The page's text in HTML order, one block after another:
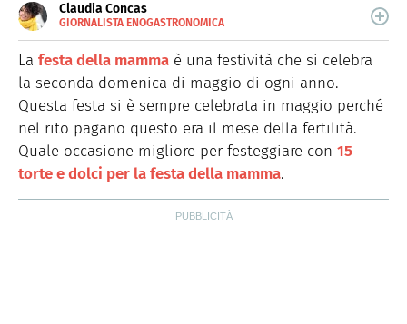
Claudia Concas
GIORNALISTA ENOGASTRONOMICA
Dopo aver frequentato la scuola di chef, Claudia Concas
è una food content specialist e food writer che produce
contenuti per il web e per la carta stampata. Realizza
shooting video e fotografici per brand e magazine
occupandosi della parte autoriale, del food styling e del
props styling. Nel tempo libero ama cucinare, scrivere e
curiosare.
La festa della mamma è una festività che si celebra
la seconda domenica di maggio di ogni anno.
Questa festa si è sempre celebrata in maggio perché
nel rito pagano questo era il mese della fertilità.
Quale occasione migliore per festeggiare con 15
torte e dolci per la festa della mamma.